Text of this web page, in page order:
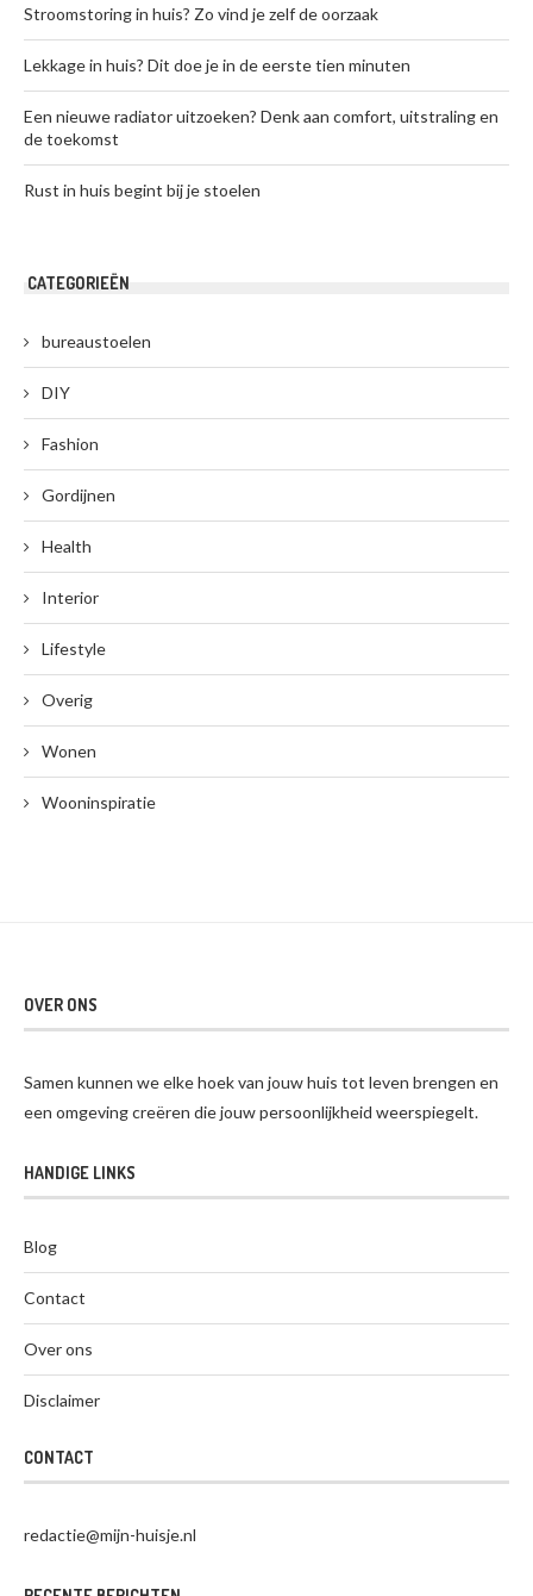
Stroomstoring in huis? Zo vind je zelf de oorzaak
Lekkage in huis? Dit doe je in de eerste tien minuten
Een nieuwe radiator uitzoeken? Denk aan comfort, uitstraling en
de toekomst
Rust in huis begint bij je stoelen
CATEGORIEËN
bureaustoelen
DIY
Fashion
Gordijnen
Health
Interior
Lifestyle
Overig
Wonen
Wooninspiratie
OVER ONS
Samen kunnen we elke hoek van jouw huis tot leven brengen en
een omgeving creëren die jouw persoonlijkheid weerspiegelt.
HANDIGE LINKS
Blog
Contact
Over ons
Disclaimer
CONTACT
redactie@mijn-huisje.nl